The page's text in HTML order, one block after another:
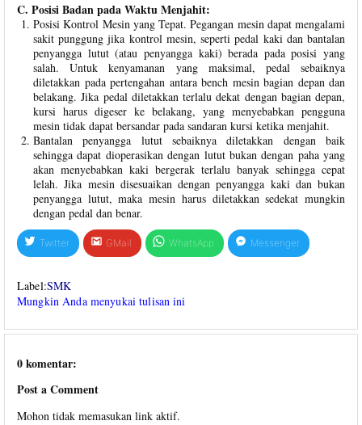
C. Posisi Badan pada Waktu Menjahit:
Posisi Kontrol Mesin yang Tepat. Pegangan mesin dapat mengalami
sakit punggung jika kontrol mesin, seperti pedal kaki dan bantalan
penyangga lutut (atau penyangga kaki) berada pada posisi yang
salah. Untuk kenyamanan yang maksimal, pedal sebaiknya
diletakkan pada pertengahan antara bench mesin bagian depan dan
belakang. Jika pedal diletakkan terlalu dekat dengan bagian depan,
kursi harus digeser ke belakang, yang menyebabkan pengguna
mesin tidak dapat bersandar pada sandaran kursi ketika menjahit.
Bantalan penyangga lutut sebaiknya diletakkan dengan baik
sehingga dapat dioperasikan dengan lutut bukan dengan paha yang
akan menyebabkan kaki bergerak terlalu banyak sehingga cepat
lelah. Jika mesin disesuaikan dengan penyangga kaki dan bukan
penyangga lutut, maka mesin harus diletakkan sedekat mungkin
dengan pedal dan benar.
Twitter GMail WhatsApp Messenger
Label:SMK
Mungkin Anda menyukai tulisan ini
0 komentar:
Post a Comment
Mohon tidak memasukan link aktif.